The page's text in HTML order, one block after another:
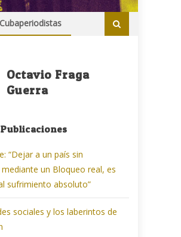
Octavio Fraga
Guerra
“Dejar a un país sin
un Bloqueo real, es
sufrimiento absoluto”
sociales y los laberintos de